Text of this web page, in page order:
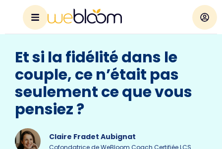
Et si la fidélité dans le
couple, ce n’était pas
seulement ce que vous
pensiez ?
Claire Fradet Aubignat
Cofondatrice de WeBloom Coach Certifiée LCS